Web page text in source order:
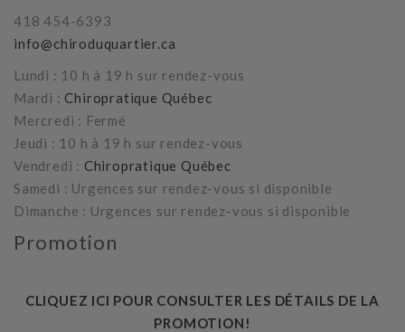
418 454-6393
info@chiroduquartier.ca
Lundi : 10 h à 19 h sur rendez-vous
Mardi :Chiropratique Québec
Mercredi : Fermé
Jeudi : 10 h à 19 h sur rendez-vous
Vendredi : Chiropratique Québec
Samedi : Urgences sur rendez-vous si disponible
Dimanche : Urgences sur rendez-vous si disponible
Promotion
CLIQUEZ ICI POUR CONSULTER LES DÉTAILS DE LA
PROMOTION!